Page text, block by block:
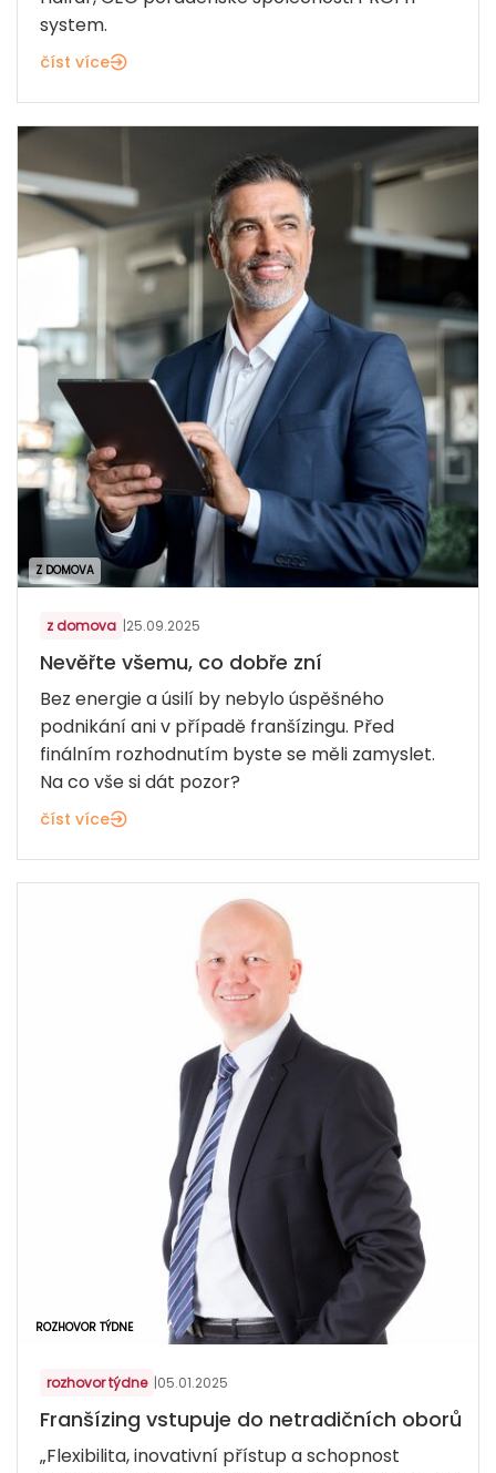
system.
číst více
Z DOMOVA
z domova |25.09.2025
Nevěřte všemu, co dobře zní
Bez energie a úsilí by nebylo úspěšného
podnikání ani v případě franšízingu. Před
finálním rozhodnutím byste se měli zamyslet.
Na co vše si dát pozor?
číst více
ROZHOVOR TÝDNE
rozhovor týdne |05.01.2025
Franšízing vstupuje do netradičních oborů
„Flexibilita, inovativní přístup a schopnost